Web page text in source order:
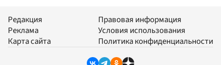
Редакция
Реклама
Карта сайта
Правовая информация
Условия использования
Политика конфиденциальности